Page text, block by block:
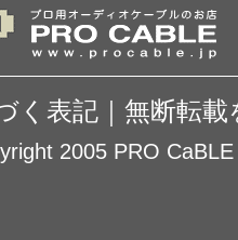
く表記 無断転載
2005 PRO CaBLE